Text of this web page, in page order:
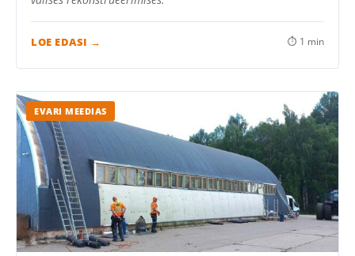
LOE EDASI → ⏱ 1 min
EVARI MEEDIAS